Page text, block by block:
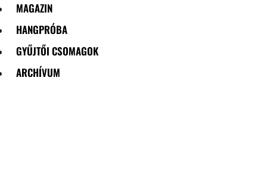
MAGAZIN
HANGPRÓBA
GYŰJTŐI CSOMAGOK
ARCHÍVUM